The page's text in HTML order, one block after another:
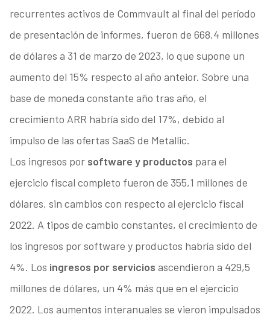
recurrentes activos de Commvault al final del período
de presentación de informes, fueron de 668,4 millones
de dólares a 31 de marzo de 2023, lo que supone un
aumento del 15% respecto al año anteior. Sobre una
base de moneda constante año tras año, el
crecimiento ARR habría sido del 17%, debido al
impulso de las ofertas SaaS de Metallic.
Los ingresos por software y productos para el
ejercicio fiscal completo fueron de 355,1 millones de
dólares, sin cambios con respecto al ejercicio fiscal
2022. A tipos de cambio constantes, el crecimiento de
los ingresos por software y productos habría sido del
4%. Los ingresos por servicios ascendieron a 429,5
millones de dólares, un 4% más que en el ejercicio
2022. Los aumentos interanuales se vieron impulsados